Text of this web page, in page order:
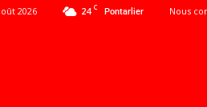
24 C Pontarlier
2026 Nous